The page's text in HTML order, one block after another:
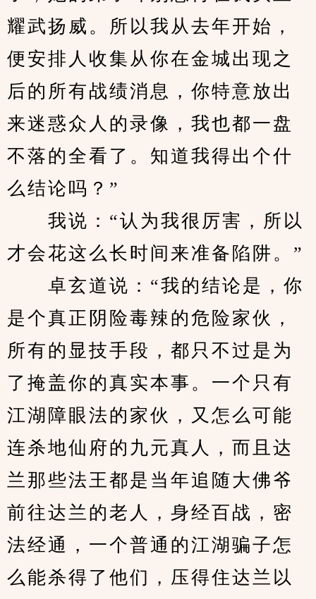
耀武扬威。所以我从去年开始，
便安排人收集从你在金城出现之
后的所有战绩消息，你特意放出
来迷惑众人的录像，我也都一盘
不落的全看了。知道我得出个什
么结论吗？”
我说：“认为我很厉害，所以
才会花这么长时间来准备陷阱。”
卓玄道说：“我的结论是，你
是个真正阴险毒辣的危险家伙，
所有的显技手段，都只不过是为
了掩盖你的真实本事。一个只有
江湖障眼法的家伙，又怎么可能
连杀地仙府的九元真人，而且达
兰那些法王都是当年追随大佛爷
前往达兰的老人，身经百战，密
法经通，一个普通的江湖骗子怎
么能杀得了他们，压得住达兰以